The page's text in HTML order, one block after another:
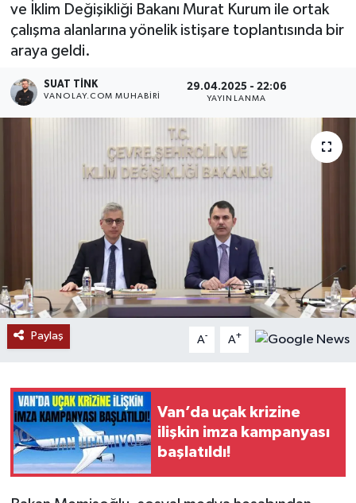
ve İklim Değişikliği Bakanı Murat Kurum ile ortak
çalışma alanlarına yönelik istişare toplantısında bir
araya geldi.
SUAT TINK
VANOLAY.COM MUHABIRI
29.04.2025 - 22:06
YAYINLANMA
Paylaş A- A+
Van’da uçak krizine
ilişkin imza kampanyası
başlatıldı!
Bilim & Teknoloji
Dünya
RESMİ İLANLAR
Son Dakika Haberleri
Haber Arşivi